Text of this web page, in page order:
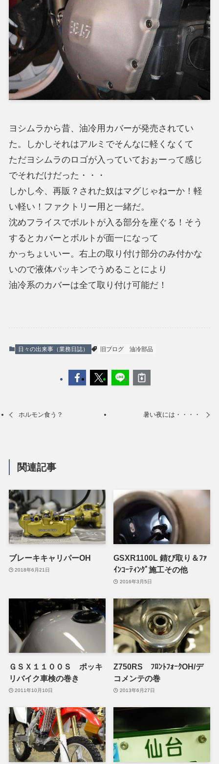
ヨシムラから昔、油冷用カバーが発売されてい
た。しかしそれはアルミでそんなに軽くなくて
ただヨシムラのロゴが入っていておぉーって感じ
でそれだけだった・・・
しかし今、再販？された奴はマグじゃねーか！軽
い軽い！ファクトリー用と一緒だ。
沈めフライスでボルトが入る部分を座ぐる！そう
するとカバーとボルトが面一になって
かっちょいいー。右上の取り付け部分のみ付かな
いので液体パッキンでうめることにより
油冷系のカバーは全て取り付け可能だ！
日々の出来事（業務日誌） 旧ブログ 油冷部品
ホルモン食う？ 暑い夜には・・・・
関連記事
ブレーキキャリパーOH
2018年6月21日
GSXR1100L 錆び取り＆ﾌｧ
ｲﾝｺｰﾃｨﾝｸﾞ施工その他
2016年3月5日
ＧＳＸ１１００Ｓ ポッキ
リバイク車検の巻き
2011年10月10日
Z750RS ﾌﾛﾝﾄﾌｫｰｸOH/デ
コメンテの巻
2013年6月27日